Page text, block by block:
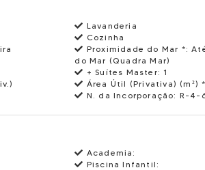
Lavanderia
Cozinha
Proximidade do Mar *:
do Mar (Quadra Mar)
+ Suítes Master: 1
Área Útil (Privativa) (m²)
N. da Incorporação: R-4-
Academia:
Piscina Infantil: